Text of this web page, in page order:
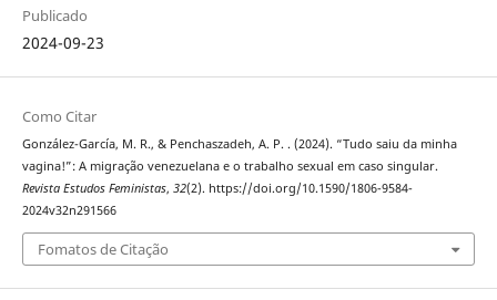
Publicado
2024-09-23
Como Citar
González-García, M. R., & Penchaszadeh, A. P. . (2024). “Tudo saiu da minha
vagina!”: A migração venezuelana e o trabalho sexual em caso singular.
Revista Estudos Feministas, 32(2). https://doi.org/10.1590/1806-9584-
2024v32n291566
Fomatos de Citação